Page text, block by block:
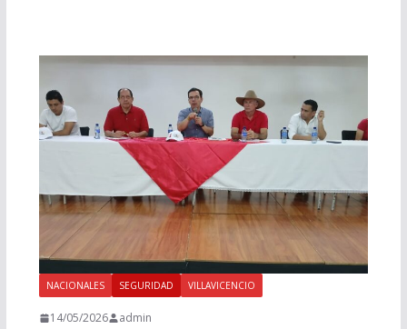
NACIONALES SEGURIDAD VILLAVICENCIO
14/05/2026 admin